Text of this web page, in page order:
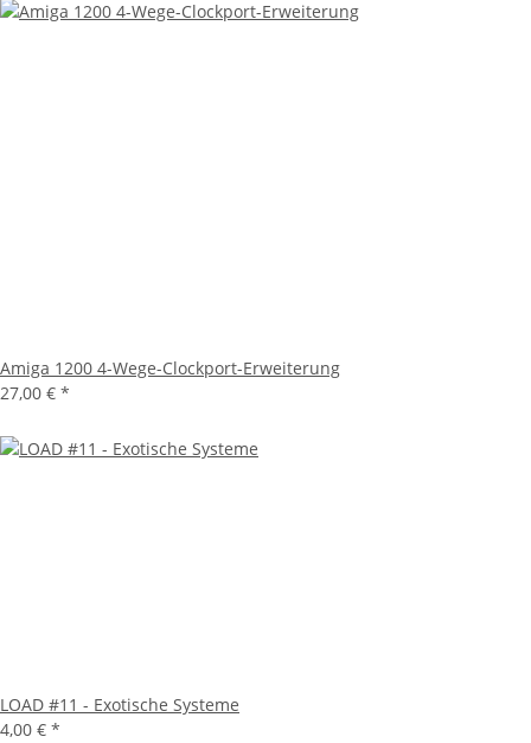
Amiga 1200 4-Wege-Clockport-Erweiterung
27,00 € *
LOAD #11 - Exotische Systeme
4,00 € *